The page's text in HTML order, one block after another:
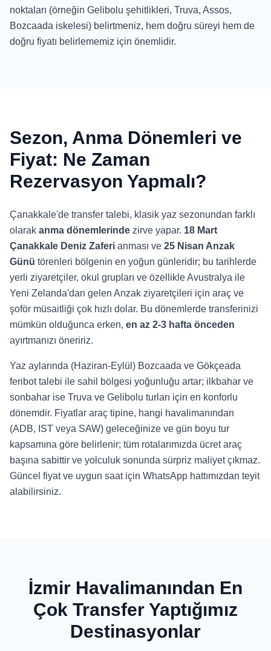
noktaları (örneğin Gelibolu şehitlikleri, Truva, Assos,
Bozcaada iskelesi) belirtmeniz, hem doğru süreyi hem de
doğru fiyatı belirlememiz için önemlidir.
Sezon, Anma Dönemleri ve
Fiyat: Ne Zaman
Rezervasyon Yapmalı?
Çanakkale'de transfer talebi, klasik yaz sezonundan farklı
olarak anma dönemlerinde zirve yapar. 18 Mart
Çanakkale Deniz Zaferi anması ve 25 Nisan Anzak
Günü törenleri bölgenin en yoğun günleridir; bu tarihlerde
yerli ziyaretçiler, okul grupları ve özellikle Avustralya ile
Yeni Zelanda'dan gelen Anzak ziyaretçileri için araç ve
şoför müsaitliği çok hızlı dolar. Bu dönemlerde transferinizi
mümkün olduğunca erken, en az 2-3 hafta önceden
ayırtmanızı öneririz.
Yaz aylarında (Haziran-Eylül) Bozcaada ve Gökçeada
feribot talebi ile sahil bölgesi yoğunluğu artar; ilkbahar ve
sonbahar ise Truva ve Gelibolu turları için en konforlu
dönemdir. Fiyatlar araç tipine, hangi havalimanından
(ADB, IST veya SAW) geleceğinize ve gün boyu tur
kapsamına göre belirlenir; tüm rotalarımızda ücret araç
başına sabittir ve yolculuk sonunda sürpriz maliyet çıkmaz.
Güncel fiyat ve uygun saat için WhatsApp hattımızdan teyit
alabilirsiniz.
İzmir Havalimanından En
Çok Transfer Yaptığımız
Destinasyonlar